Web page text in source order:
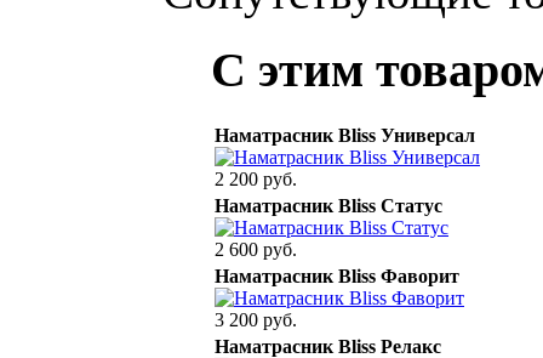
С этим
Наматрасник Bliss Универсал
2 200 руб.
Наматрасник Bliss Статус
2 600 руб.
Наматрасник Bliss Фаворит
3 200 руб.
Наматрасник Bliss Релакс